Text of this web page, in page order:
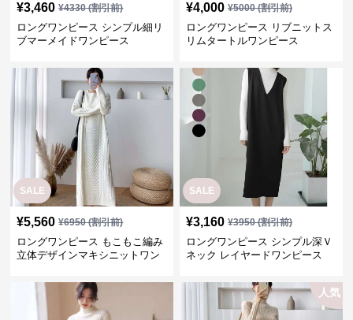
¥3,460 ¥4330(割引前)
ロングワンピース シンプル細リ
ブマーメイドワンピース
¥4,000 ¥5000(割引前)
ロングワンピース リブニットス
リムタートルワンピース
SALE
¥5,560 ¥6950(割引前)
ロングワンピース もこもこ編み
立体デザインマキシニットワン
SALE
¥3,160 ¥3950(割引前)
ロングワンピース シンプル深Ｖ
ネック レイヤードワンピース
人気